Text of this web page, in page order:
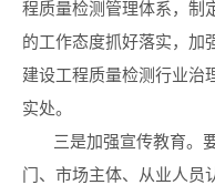
程质量检测管理体系，制
的工作态度抓好落实，加
建设工程质量检测行业治
实处。
三是加强宣传教育。要
门、市场主体、从业人员